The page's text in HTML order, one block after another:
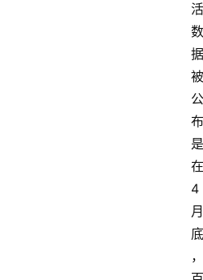
活
数
据
被
公
布
是
在
4
月
底
，